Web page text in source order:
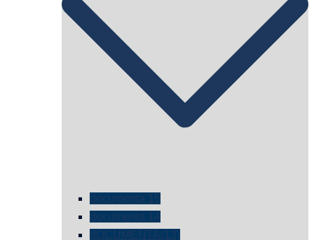
documenta 15
documenta 14
dOCUMENTA(13)